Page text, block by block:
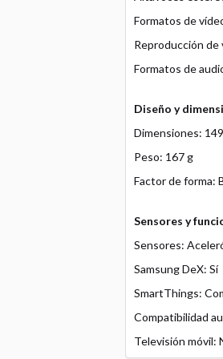
Formatos de
Reproducción de
Formatos de
Diseño y
Dimensiones:
Peso: 167 g
Factor de forma:
Sensores y
Sensores:
Samsung DeX: Sí
SmartThings:
Compatibilidad
Televisión móvil: